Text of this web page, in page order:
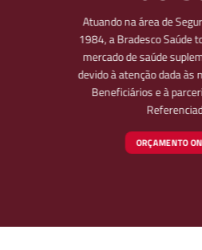
Atuando na área de
1984, a Bradesco Saúde
mercado de saúde
devido à atenção dada às
Beneficiários e à
ORÇAMENTO